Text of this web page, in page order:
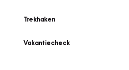
Trekhaken
Vakantiecheck